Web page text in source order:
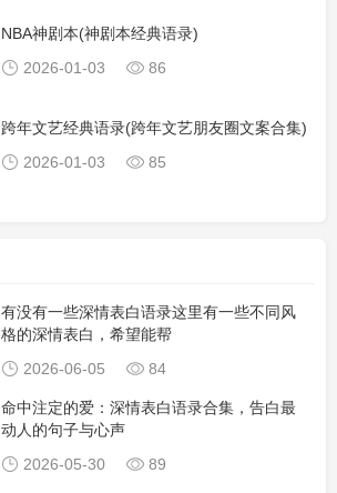
NBA神剧本(神剧本经典语录)
2026-01-03
86
跨年文艺经典语录(跨年文艺朋友圈文案合集)
2026-01-03
85
有没有一些深情表白语录这里有一些不同风
格的深情表白，希望能帮
2026-06-05
84
命中注定的爱：深情表白语录合集，告白最
动人的句子与心声
2026-05-30
89